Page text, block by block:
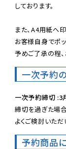
しております。
また、A4用紙へ
お客様自身でポ
予めご了承の程、
一次予約
一次予約締切 :3
締切を過ぎた場
よくご検討いただ
予約商品